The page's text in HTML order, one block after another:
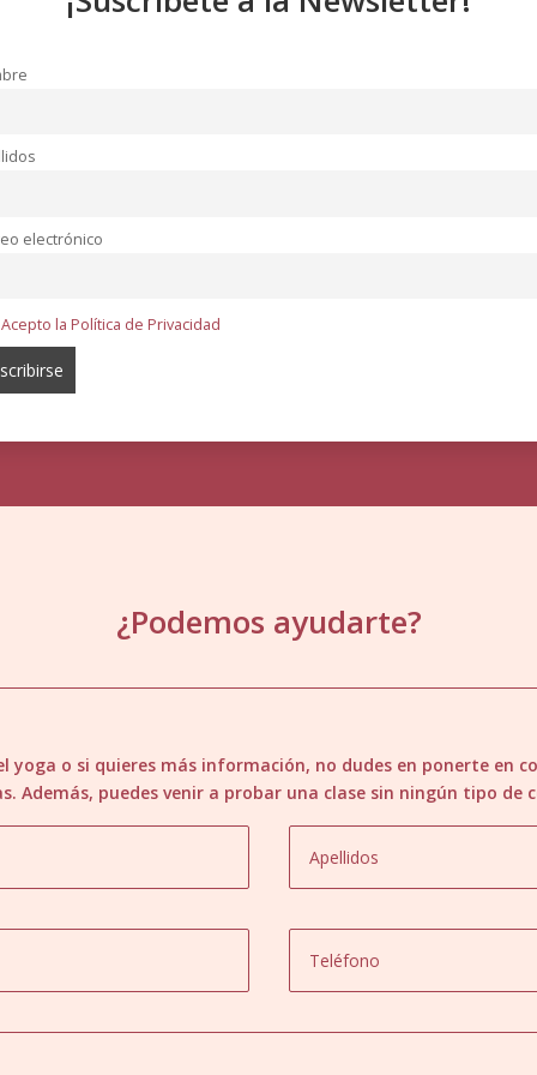
electrónico
Acepto la Política de Privacidad
¿Podemos ayudarte?
yoga o si quieres más información, no dudes en ponerte en
Además, puedes venir a probar una clase sin ningún tipo de